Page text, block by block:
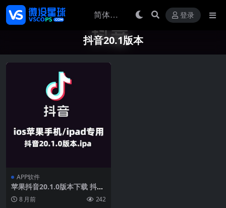
登录
抖音20.1版本
APP软件
苹果抖音20.1.0版本下载 抖音
20.1.0老旧历史版本ipa安装包
2022抖音版本官方下载
8 月前 242